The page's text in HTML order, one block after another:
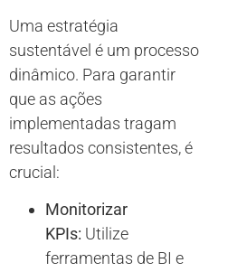
Uma estratégia
sustentável é um processo
dinâmico. Para garantir
que as ações
implementadas tragam
resultados consistentes, é
crucial:
Monitorizar
KPIs: Utilize
ferramentas de BI e